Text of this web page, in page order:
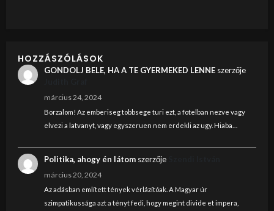
HOZZÁSZÓLÁSOK
GONDOLJ BELE, HA A TE GYERMEKED LENNEszerzője
március 24, 2024
Borzalom! Az emberiseg tobbsege turi ezt, a fotelban nezve vagy
elvezi a latvanyt, vagy egyszeruen nem erdekli az ugy. Hiaba…
Politika, ahogy én látomszerzője
március 20, 2024
Az adásban említett tények vérlázítóak. A Magyar úr
szimpatikussága azt a tényt fedi, hogy megint divide et impera,